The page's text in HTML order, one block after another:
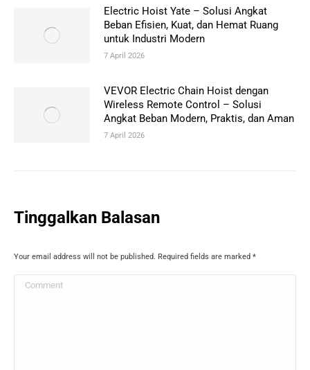
Electric Hoist Yate – Solusi Angkat
Beban Efisien, Kuat, dan Hemat Ruang
untuk Industri Modern
7 April 2026
VEVOR Electric Chain Hoist dengan
Wireless Remote Control – Solusi
Angkat Beban Modern, Praktis, dan Aman
7 April 2026
Tinggalkan Balasan
Your email address will not be published. Required fields are marked *
Comment